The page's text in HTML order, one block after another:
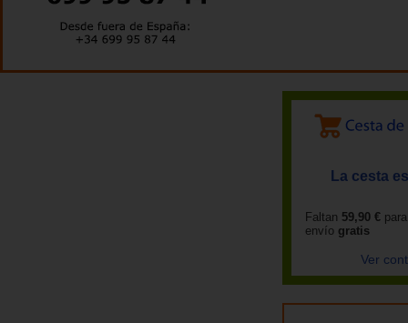
La cesta
Faltan 59,90 €
envío gratis
Ver